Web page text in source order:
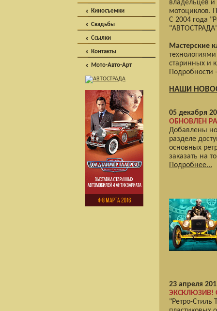
Киносъемки
Свадьбы
Ссылки
Контакты
Мото-Авто-Арт
владельцев
мотоциклов.
С 2004 года
Мастерские
старинных и
НАШИ
05 декабря
ОБНОВЛЕН
Добавлены
разделе
основных
заказать на
Подробнее...
23 апреля
ЭКСКЛЮЗИВ!
"Ретро-Стиль